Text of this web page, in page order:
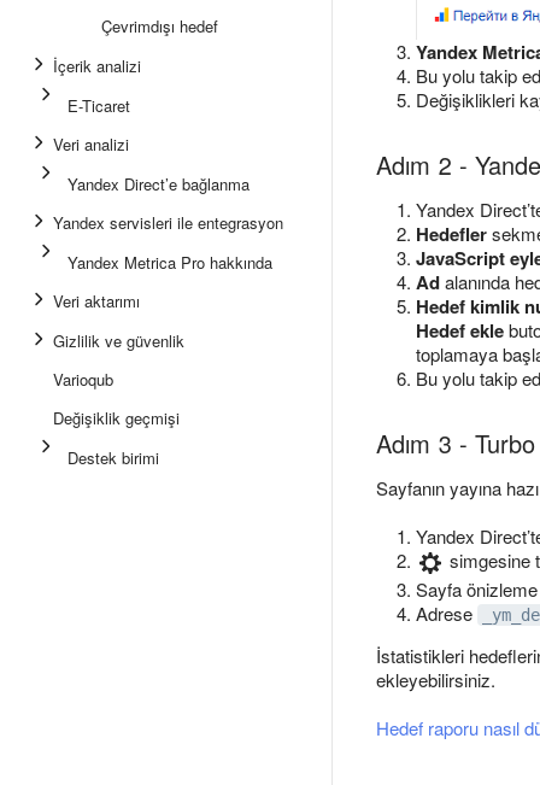
Çevrimdışı hedef
İçerik analizi
E-Ticaret
Veri analizi
Yandex Direct’e bağlanma
Yandex servisleri ile entegrasyon
Yandex Metrica Pro hakkında
Veri aktarımı
Gizlilik ve güvenlik
Varioqub
Değişiklik geçmişi
Destek birimi
Yandex
Bu yolu takip
Değişiklikleri
Adım 2 -
Yandex
Hedefler
JavaScript
Adalanında
Hedef kimlik
Hedef ekle
toplamaya
Bu yolu takip
Adım 3 -
Sayfanın yayına
Yandex
simgesine
Sayfa önizleme
Adrese
İstatistikleri
ekleyebilirsiniz.
Hedef raporu nasıl